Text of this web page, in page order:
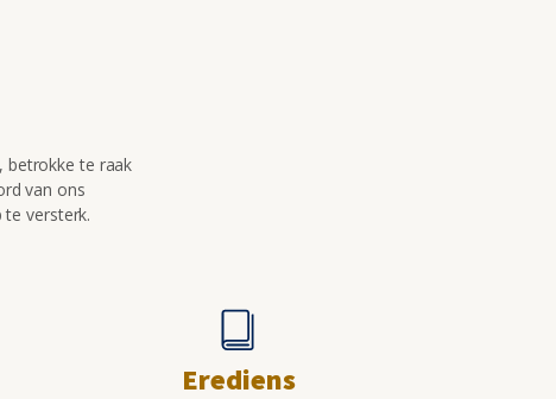
betrokke te raak
van ons
versterk.
Erediens